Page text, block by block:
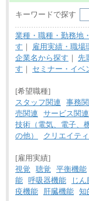
キーワードで探す
業種・職種・勤務地
す ｜
雇用実績・職場
企業名から探す ｜ 先
す ｜ セミナー・イベ
[希望職種]
スタッフ関連
事務
売関連
サービス関連
技術（電気、電子、
の他）
クリエイテ
[雇用実績]
視覚
聴覚 平衡機能
能 呼吸器機能 じ
疫機能
肝臓機能 知